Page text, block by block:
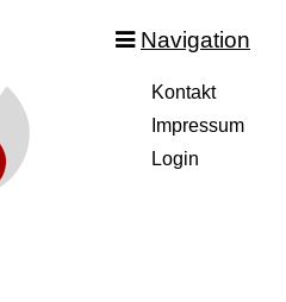
Navigation
überspringen
Kontakt
Impressum
Login